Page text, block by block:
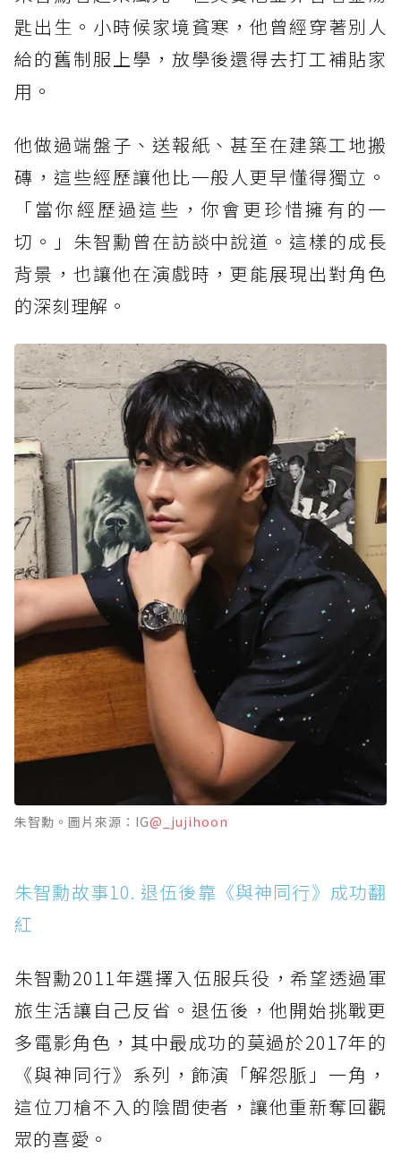
匙出生。小時候家境貧寒，他曾經穿著別人
給的舊制服上學，放學後還得去打工補貼家
用。
他做過端盤子、送報紙、甚至在建築工地搬
磚，這些經歷讓他比一般人更早懂得獨立。
「當你經歷過這些，你會更珍惜擁有的一
切。」朱智勳曾在訪談中說道。這樣的成長
背景，也讓他在演戲時，更能展現出對角色
的深刻理解。
朱智勳。圖片來源：IG@_jujihoon
朱智勳故事10. 退伍後靠《與神同行》成功翻
紅
朱智勳2011年選擇入伍服兵役，希望透過軍
旅生活讓自己反省。退伍後，他開始挑戰更
多電影角色，其中最成功的莫過於2017年的
《與神同行》系列，飾演「解怨脈」一角，
這位刀槍不入的陰間使者，讓他重新奪回觀
眾的喜愛。